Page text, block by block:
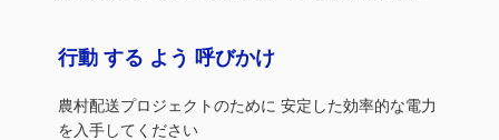
行動 する よう 呼びかけ
農村配送プロジェクトのために 安定した効率的な電力
を入手してください